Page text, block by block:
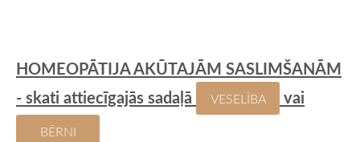
HOMEOPĀTIJA AKŪTAJĀM SASLIMŠANĀM
- skati attiecīgajās sadaļā
VESELĪBA vai
BĒRNI